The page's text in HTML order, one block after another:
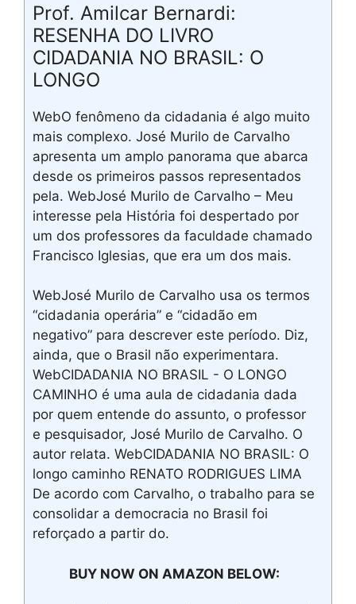
Prof. Amilcar Bernardi:
RESENHA DO LIVRO
CIDADANIA NO BRASIL: O
LONGO
WebO fenômeno da cidadania é algo muito
mais complexo. José Murilo de Carvalho
apresenta um amplo panorama que abarca
desde os primeiros passos representados
pela. WebJosé Murilo de Carvalho – Meu
interesse pela História foi despertado por
um dos professores da faculdade chamado
Francisco Iglesias, que era um dos mais.
WebJosé Murilo de Carvalho usa os termos
“cidadania operária” e “cidadão em
negativo” para descrever este período. Diz,
ainda, que o Brasil não experimentara.
WebCIDADANIA NO BRASIL - O LONGO
CAMINHO é uma aula de cidadania dada
por quem entende do assunto, o professor
e pesquisador, José Murilo de Carvalho. O
autor relata. WebCIDADANIA NO BRASIL: O
longo caminho RENATO RODRIGUES LIMA
De acordo com Carvalho, o trabalho para se
consolidar a democracia no Brasil foi
reforçado a partir do.
BUY NOW ON AMAZON BELOW: